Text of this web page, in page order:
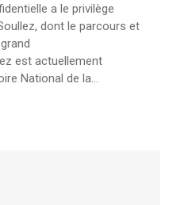
a le privilège
dont le parcours et
est actuellement
National de la…